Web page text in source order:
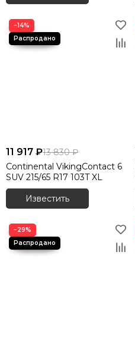
−14%
11 917 ₽13 830 ₽
Continental VikingContact 6
SUV 215/65 R17 103T XL
Известить
−29%